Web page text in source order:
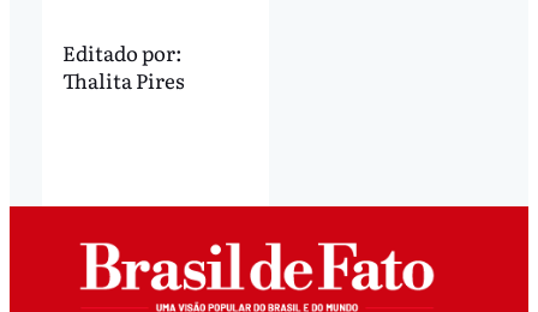
Editado por:
Thalita Pires